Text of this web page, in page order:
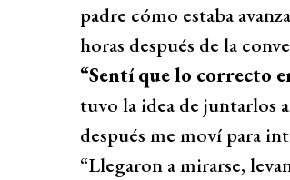
padre cómo estaba
horas después de la
“Sentí que lo correcto
tuvo la idea de juntarlos
después me moví para
“Llegaron a mirarse,